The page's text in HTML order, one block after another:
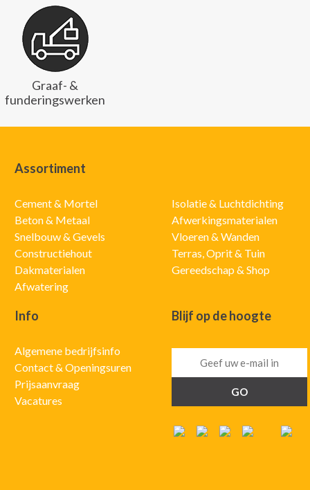
Graaf- &
funderingswerken
Assortiment
Cement & Mortel
Beton & Metaal
Snelbouw & Gevels
Constructiehout
Dakmaterialen
Afwatering
Isolatie & Luchtdichting
Afwerkingsmaterialen
Vloeren & Wanden
Terras, Oprit & Tuin
Gereedschap & Shop
Info
Algemene bedrijfsinfo
Contact & Openingsuren
Prijsaanvraag
Vacatures
Blijf op de hoogte